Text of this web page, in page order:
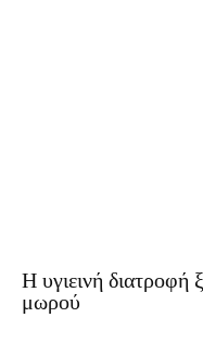
Η υγιεινή διατροφή
μωρού